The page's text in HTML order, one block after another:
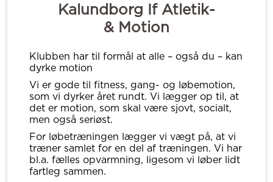
Kalundborg If Atletik-
& Motion
Klubben har til formål at alle – også du – kan
dyrke motion
Vi er gode til fitness, gang- og løbemotion,
som vi dyrker året rundt. Vi lægger op til, at
det er motion, som skal være sjovt, socialt,
men også seriøst.
For løbetræningen lægger vi vægt på, at vi
træner samlet for en del af træningen. Vi har
bl.a. fælles opvarmning, ligesom vi løber lidt
fartleg sammen.